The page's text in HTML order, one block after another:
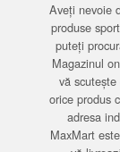
Aveți nevoie
produse
puteți
Magazinul
vă
orice produs
adresa
MaxMart